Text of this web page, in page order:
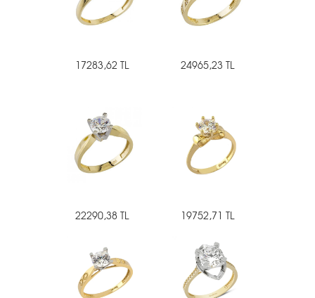
17283,62 TL 24965,23 TL
22290,38 TL 19752,71 TL